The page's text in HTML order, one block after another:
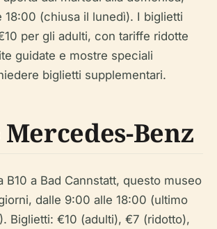
18:00 (chiusa il lunedì). I biglietti
per gli adulti, con tariffe ridotte
guidate e mostre speciali
biglietti supplementari.
Benz
B10 a Bad Cannstatt, questo museo
dalle 9:00 alle 18:00 (ultimo
Biglietti: €10 (adulti), €7 (ridotto),